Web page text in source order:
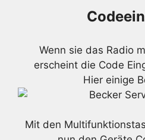
Wenn sie das Radio
erscheint die Code
Hier einige
Mit den